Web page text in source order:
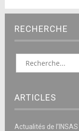
RECHERCHE
ARTICLES
Actualités de l’INSAS